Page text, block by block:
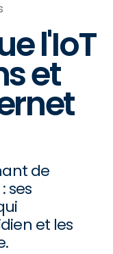
l'IoT
et
de
ses
et les